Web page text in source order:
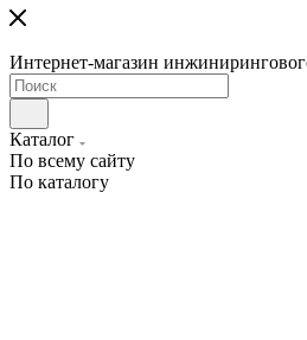
Интернет-магазин
Каталог
По всему сайту
По каталогу